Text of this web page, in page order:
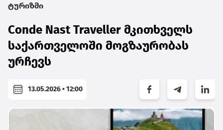
ტურიზმი
Conde Nast Traveller მკითხველს
საქართველოში მოგზაურობას
ურჩევს
13.05.2026 • 12:00